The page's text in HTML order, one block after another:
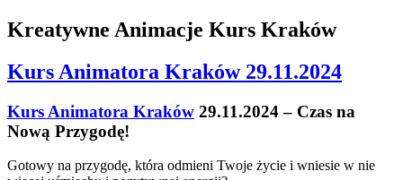
Kreatywne Animacje Kurs Kraków
Kurs Animatora Kraków 29.11.2024
Kurs Animatora Kraków 29.11.2024 – Czas na
Nową Przygodę!
Gotowy na przygodę, która odmieni Twoje życie i wniesie w nie